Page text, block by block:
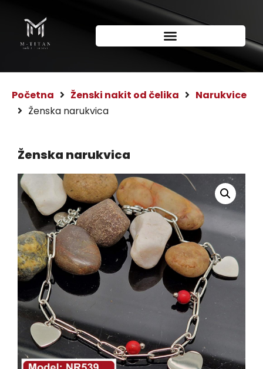
Početna Ženski nakit od čelika Narukvice
Ženska narukvica
Ženska narukvica